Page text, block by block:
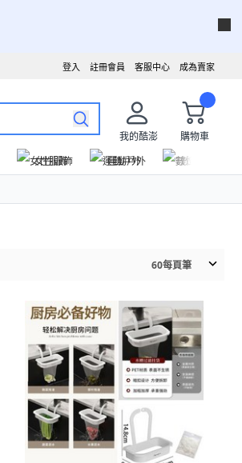
成為賣家
客服中心
註冊會員
登入
我的酷澎
購物車
女性服飾 運動戶外 數位家電
60每頁筆